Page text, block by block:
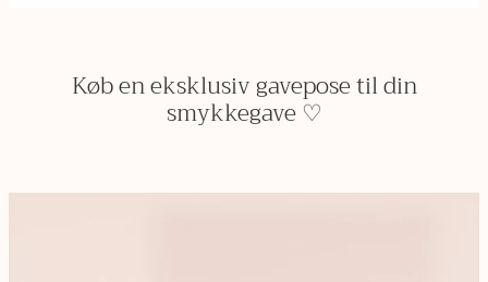
Køb en eksklusiv gavepose til din
smykkegave ♡